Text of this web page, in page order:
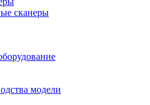
сканеры
модели